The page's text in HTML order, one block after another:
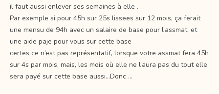
il faut aussi enlever ses semaines à elle .
Par exemple si pour 45h sur 25s lissees sur 12 mois, ça ferait
une mensu de 94h avec un salaire de base pour l’assmat, et
une aide paje pour vous sur cette base
certes ce n’est pas représentatif, lorsque votre assmat fera 45h
sur 4s par mois, mais, les mois où elle ne l’aura pas du tout elle
sera payé sur cette base aussi…Donc …